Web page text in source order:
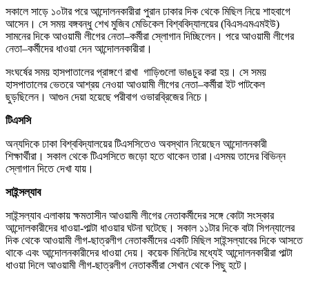
সকালে সাড়ে ১০টার পরে আন্দোলনকারীরা পুরান ঢাকার দিক থেকে মিছিল নিয়ে শাহবাগে
আসেন। সে সময় বঙ্গবন্ধু শেখ মুজিব মেডিকেল বিশ্ববিদ্যালয়ের (বিএসএমএমইউ)
সামনের দিকে আওয়ামী লীগের নেতা–কর্মীরা স্লোগান দিচ্ছিলেন। পরে আওয়ামী লীগের
নেতা–কর্মীদের ধাওয়া দেন আন্দোলনকারীরা।
সংঘর্ষের সময় হাসপাতালের প্রাঙ্গণে রাখা গাড়িগুলো ভাঙচুর করা হয়। সে সময়
হাসপাতালের ভেতরে আশ্রয় নেওয়া আওয়ামী লীগের নেতা–কর্মীরা ইট পাটকেল
ছুড়ছিলেন। আগুন দেয়া হয়েছে পরীবাগ ওভারব্রিজের নিচে।
টিএসসি
অন্যদিকে ঢাকা বিশ্ববিদ্যালয়ের টিএসসিতেও অবস্থান নিয়েছেন আন্দোলনকারী
শিক্ষার্থীরা। সকাল থেকে টিএসসিতে জড়ো হতে থাকেন তারা।এসময় তাদের বিভিন্ন
স্লোগান দিতে দেখা যায়।
সাইন্সল্যাব
সাইন্সল্যাব এলাকায় ক্ষমতাসীন আওয়ামী লীগের নেতাকর্মীদের সঙ্গে কোটা সংস্কার
আন্দোলকারীদের ধাওয়া-পাল্টা ধাওয়ার ঘটনা ঘটেছে। সকাল ১১টার দিকে বাটা সিগন্যালের
দিক থেকে আওয়ামী লীগ-ছাত্রলীগ নেতাকর্মীদের একটি মিছিল সাইন্সল্যাবের দিকে আসতে
থাকে এবং আন্দোলনকারীদের ধাওয়া দেয়। কয়েক মিনিটের মধ্যেই আন্দোলনকারীরা পাল্টা
ধাওয়া দিলে আওয়ামী লীগ-ছাত্রলীগ নেতাকর্মীরা সেখান থেকে পিছু হটে।